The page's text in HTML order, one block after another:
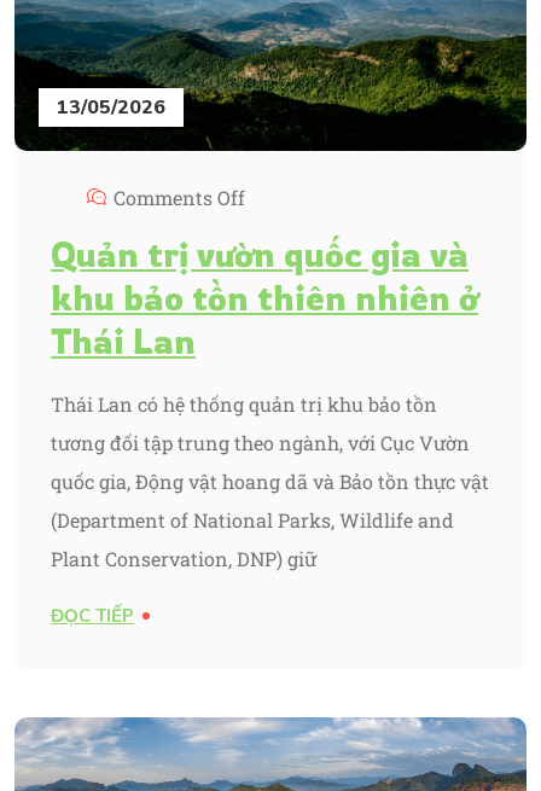
13/05/2026
Comments Off
Quản trị vườn quốc gia và
khu bảo tồn thiên nhiên ở
Thái Lan
Thái Lan có hệ thống quản trị khu bảo tồn
tương đối tập trung theo ngành, với Cục Vườn
quốc gia, Động vật hoang dã và Bảo tồn thực vật
(Department of National Parks, Wildlife and
Plant Conservation, DNP) giữ
ĐỌC TIẾP